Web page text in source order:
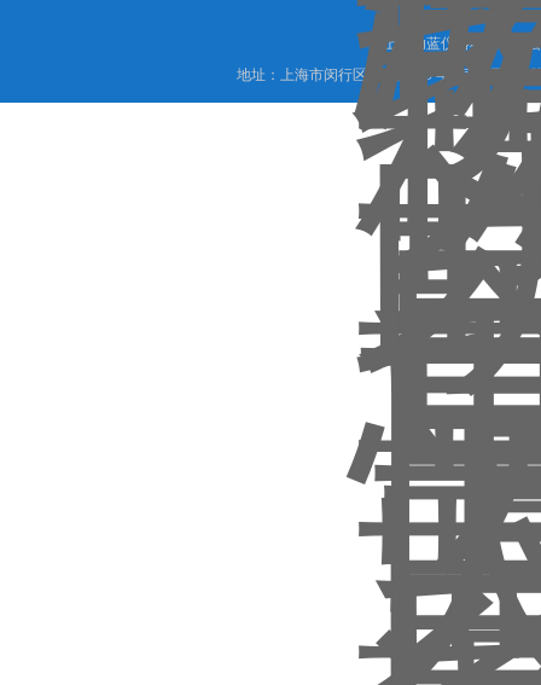
©上海助蓝仪器科技有限
地址：上海市闵行区联明路389号麦可将园区A